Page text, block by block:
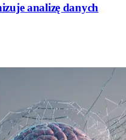
analizę danych